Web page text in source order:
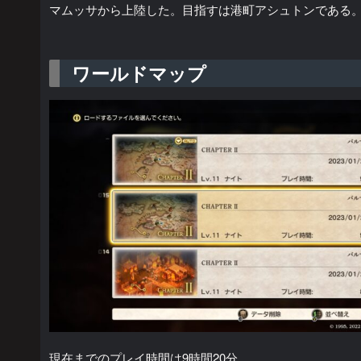
マムッサから上陸した。目指すは港町アシュトンである
ワールドマップ
現在までのプレイ時間は9時間20分。